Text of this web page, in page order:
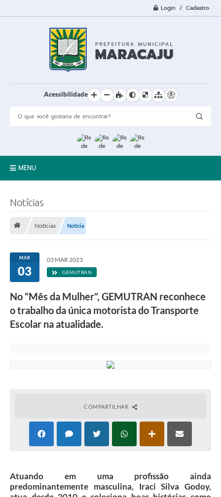
Login / Cadastro
Acessibilidade
MENU
LGPD
Licitações
Transparência
Publicações
Serviços para a empresa
Serviços para o Servidor
Protocolo
Notícias
Notícias Notícia
MAR
03
03 MAR 2023
GEMUTRAN
No “Mês da Mulher”, GEMUTRAN reconhece
o trabalho da única motorista do Transporte
Escolar na atualidade.
COMPARTILHAR
Atuando em uma profissão ainda
predominantemente masculina, Iraci Silva Godoy,